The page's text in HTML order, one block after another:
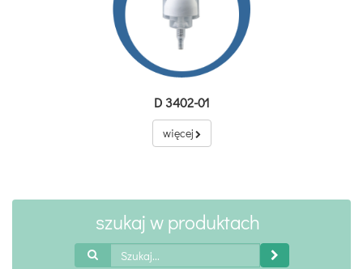
D 3402-01
więcej
szukaj w produktach